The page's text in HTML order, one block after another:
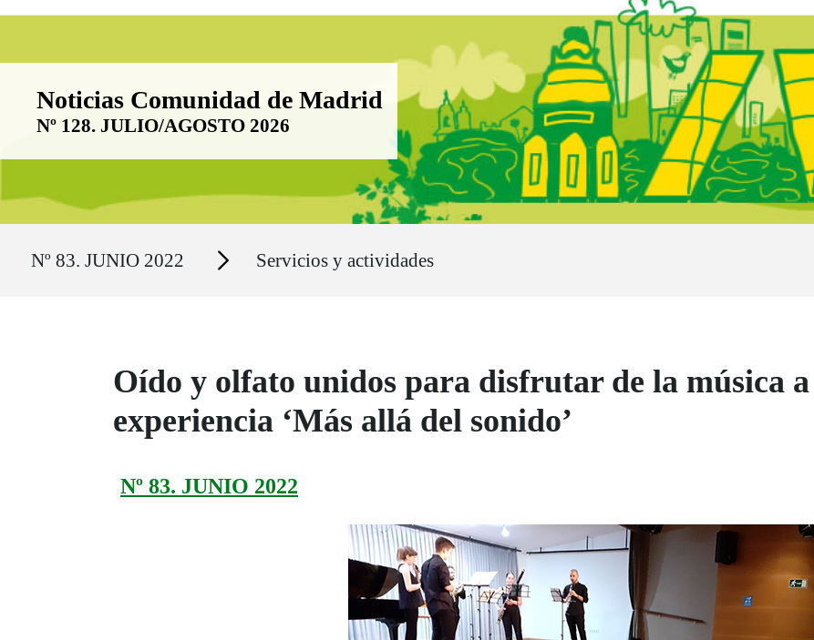
Boletín Noticias Comunidad de Madrid
Noticias Comunidad de Madrid
Nº 128. JULIO/AGOSTO 2026
Nº 83. JUNIO 2022 Secciones Servicios y actividades
Oído y olfato unidos para disfrutar de la música
experiencia ‘Más allá del sonido’
Nº 83. JUNIO 2022